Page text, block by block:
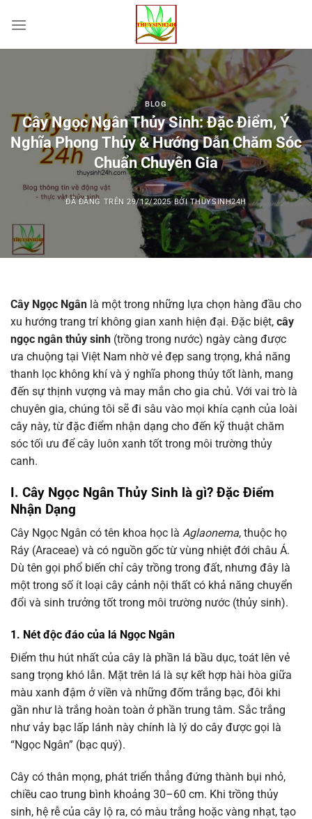
đến
BLOG
Cây Ngọc Ngân Thủy Sinh: Đặc Điểm, Ý
Nghĩa Phong Thủy & Hướng Dẫn Chăm Sóc
Chuẩn Chuyên Gia
ĐÃ ĐĂNG TRÊN29/12/2025 BỞITHUYSINH24H
Cây Ngọc Ngân là một trong những lựa chọn hàng đầu cho
xu hướng trang trí không gian xanh hiện đại. Đặc biệt, cây
ngọc ngân thủy sinh (trồng trong nước) ngày càng được
ưa chuộng tại Việt Nam nhờ vẻ đẹp sang trọng, khả năng
thanh lọc không khí và ý nghĩa phong thủy tốt lành, mang
đến sự thịnh vượng và may mắn cho gia chủ. Với vai trò là
chuyên gia, chúng tôi sẽ đi sâu vào mọi khía cạnh của loài
cây này, từ đặc điểm nhận dạng cho đến kỹ thuật chăm
sóc tối ưu để cây luôn xanh tốt trong môi trường thủy
canh.
I. Cây Ngọc Ngân Thủy Sinh là gì? Đặc Điểm
Nhận Dạng
Cây Ngọc Ngân có tên khoa học là Aglaonema, thuộc họ
Ráy (Araceae) và có nguồn gốc từ vùng nhiệt đới châu Á.
Dù tên gọi phổ biến chỉ cây trồng trong đất, nhưng đây là
một trong số ít loại cây cảnh nội thất có khả năng chuyển
đổi và sinh trưởng tốt trong môi trường nước (thủy sinh).
1. Nét độc đáo của lá Ngọc Ngân
Điểm thu hút nhất của cây là phần lá bầu dục, toát lên vẻ
sang trọng khó lẫn. Mặt trên lá là sự kết hợp hài hòa giữa
màu xanh đậm ở viền và những đốm trắng bạc, đôi khi
gần như là trắng hoàn toàn ở phần trung tâm. Sắc trắng
như vảy bạc lấp lánh này chính là lý do cây được gọi là
“Ngọc Ngân” (bạc quý).
Cây có thân mọng, phát triển thẳng đứng thành bụi nhỏ,
chiều cao trung bình khoảng 30–60 cm. Khi trồng thủy
sinh, hệ rễ của cây lộ ra, có màu trắng hoặc vàng nhạt, tạo